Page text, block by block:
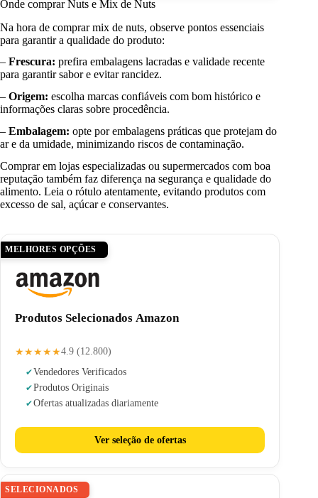
Onde comprar Nuts e Mix de Nuts
Na hora de comprar mix de nuts, observe pontos essenciais
para garantir a qualidade do produto:
– Frescura: prefira embalagens lacradas e validade recente
para garantir sabor e evitar rancidez.
– Origem: escolha marcas confiáveis com bom histórico e
informações claras sobre procedência.
– Embalagem: opte por embalagens práticas que protejam do
ar e da umidade, minimizando riscos de contaminação.
Comprar em lojas especializadas ou supermercados com boa
reputação também faz diferença na segurança e qualidade do
alimento. Leia o rótulo atentamente, evitando produtos com
excesso de sal, açúcar e conservantes.
MELHORES OPÇÕES
Produtos Selecionados Amazon
★★★★★4.9 (12.800)
Vendedores Verificados
Produtos Originais
Ofertas atualizadas diariamente
Ver seleção de ofertas
SELECIONADOS